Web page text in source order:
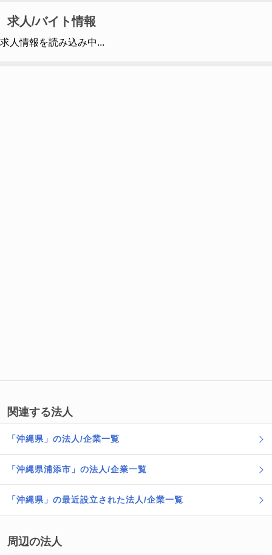
求人/バイト情報
求人情報を読み込み中...
関連する法人
「沖縄県」の法人/企業一覧
「沖縄県浦添市」の法人/企業一覧
「沖縄県」の最近設立された法人/企業一覧
周辺の法人